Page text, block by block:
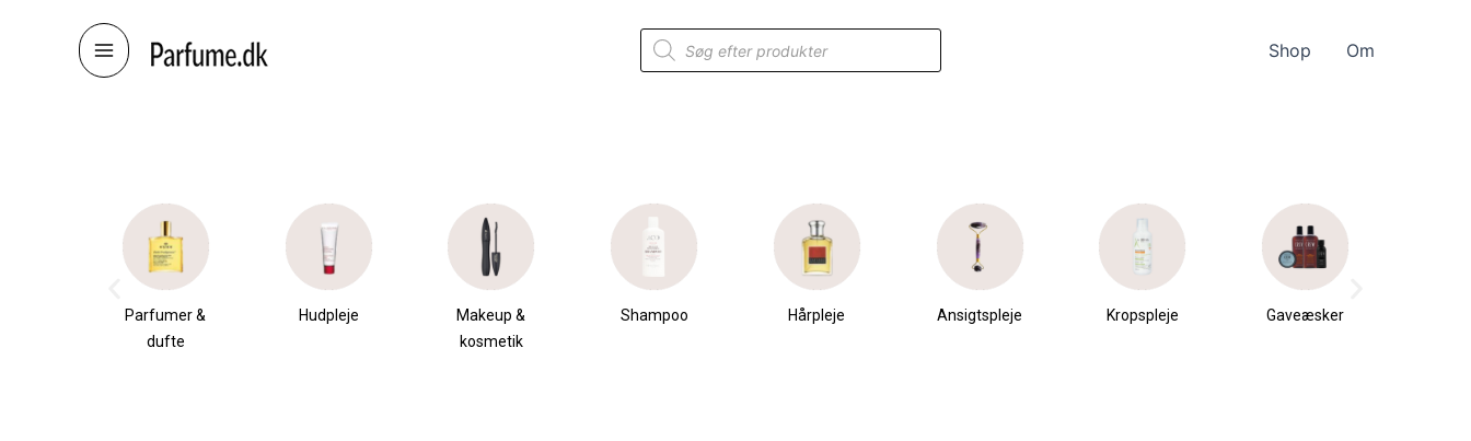
Products
search
Shop Om
Parfumer &
dufte
Hudpleje
Makeup &
kosmetik
Shampoo Hårpleje Ansigtspleje Kropspleje Gaveæsker